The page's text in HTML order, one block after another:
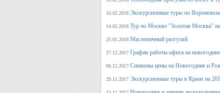
16.02.2018 Экскурсионные туры по
14.02.2018 Тур по Москве "Золотая Москва"
25.01.2018 Масленичный разгуляй
27.12.2017 График работы офиса на
06.12.2017 Снижены цены на Новогодние и
29.11.2017 Экскурсионные туры в Крым на